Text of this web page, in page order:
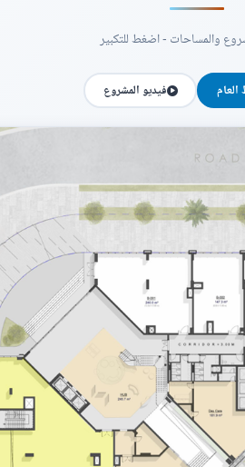
والمساحات - اضغط للتكبير
فيديو المشروع